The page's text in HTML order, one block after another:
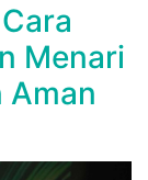
Menari
Aman